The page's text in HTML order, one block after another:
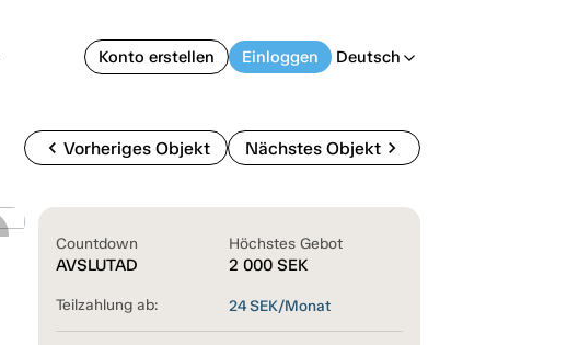
Konto erstellen Einloggen Deutsch arrow_back_ios
chevron_left Vorheriges Objekt Nächstes Objektchevron_right
Countdown
AVSLUTAD
Höchstes Gebot
2 000 SEK
Teilzahlung ab: 24SEK/Monat